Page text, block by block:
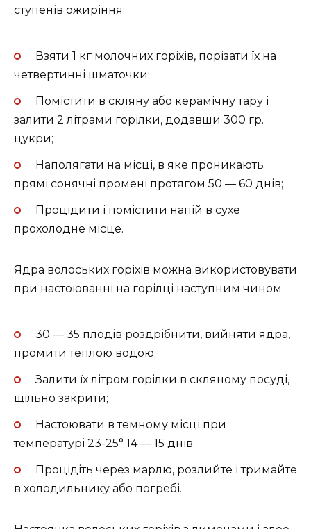
ступенів ожиріння:
Взяти 1 кг молочних горіхів, порізати їх на
четвертинні шматочки:
Помістити в скляну або керамічну тару і
залити 2 літрами горілки, додавши 300 гр.
цукри;
Наполягати на місці, в яке проникають
прямі сонячні промені протягом 50 — 60 днів;
Процідити і помістити напій в сухе
прохолодне місце.
Ядра волоських горіхів можна використовувати
при настоюванні на горілці наступним чином:
30 — 35 плодів роздрібнити, вийняти ядра,
промити теплою водою;
Залити їх літром горілки в скляному посуді,
щільно закрити;
Настоювати в темному місці при
температурі 23-25° 14 — 15 днів;
Процідіть через марлю, розлийте і тримайте
в холодильнику або погребі.